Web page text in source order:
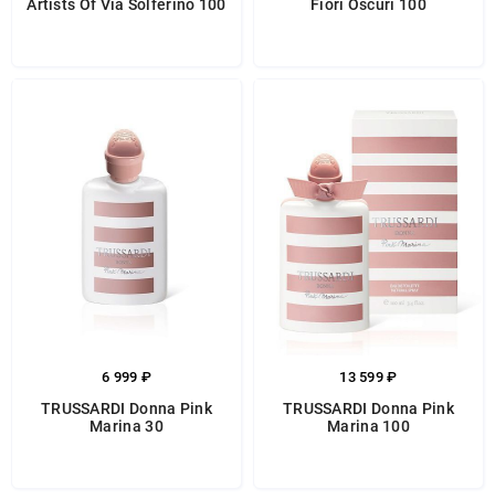
Artists Of Via Solferino 100
Fiori Oscuri 100
6 999 ₽
TRUSSARDI Donna Pink
Marina 30
13 599 ₽
TRUSSARDI Donna Pink
Marina 100